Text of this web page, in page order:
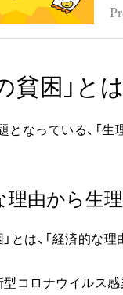
貧困」とは
となっている、「
理由から生
」とは、「経済的な
型コロナウイルス